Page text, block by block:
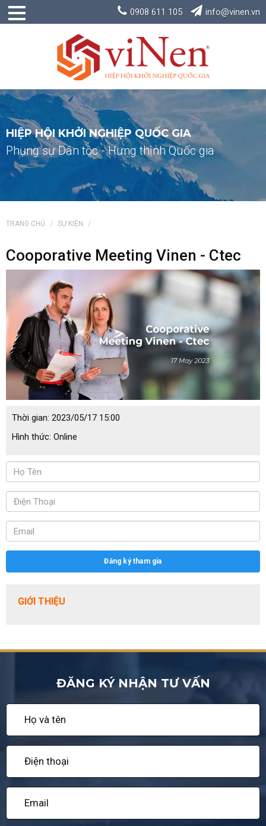
0908 611 105 info@vinen.vn
HIỆP HỘI KHỞI NGHIỆP QUỐC GIA
Phụng sự Dân tộc - Hưng thịnh Quốc gia
TRANG CHỦ SỰ KIỆN
Cooporative Meeting Vinen - Ctec
Thời gian: 2023/05/17 15:00
Hình thức: Online
Đăng ký tham gia
GIỚI THIỆU
ĐĂNG KÝ NHẬN TƯ VẤN